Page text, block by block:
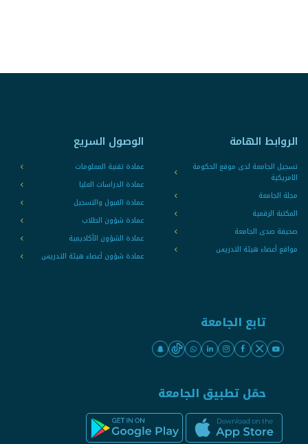
الروابط الهامة
تسجيل الجامعة لدى موقع الحكومة
الامريكية
مجلة الجامعة
المكتبة الرقمية
صحيفة صدى الجامعة
مواقع أعضاء هيئة التدريس
الوصول السريع
عمادة تقنية المعلومات
عمادة الدراسات العليا
عمادة القبول والتسجيل
عمادة شؤون الطلاب
عمادة الشؤون الأكاديمية
عمادة شؤون أعضاء هيئة التدريس
تابع الجامعة
حمّل تطبيق الجامعة